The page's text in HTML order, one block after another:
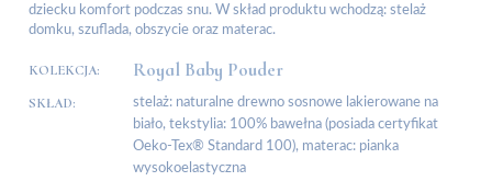
dziecku komfort podczas snu. W skład produktu wchodzą: stelaż
domku, szuflada, obszycie oraz materac.
KOLEKCJA: Royal Baby Pouder
SKŁAD:
stelaż: naturalne drewno sosnowe lakierowane na
biało, tekstylia: 100% bawełna (posiada certyfikat
Oeko-Tex® Standard 100), materac: pianka
wysokoelastyczna